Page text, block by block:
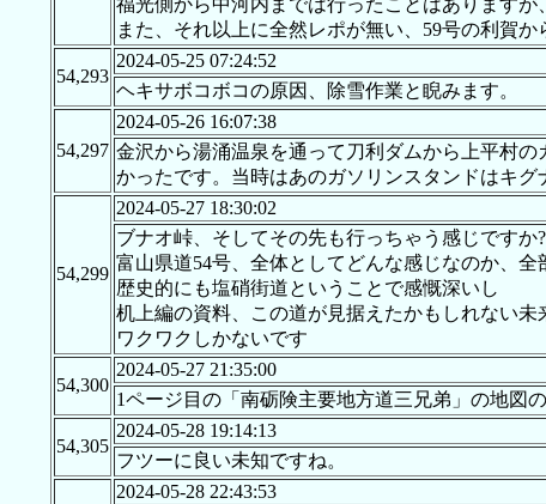
福光側から中河内までは行ったことはありますが
また、それ以上に全然レポが無い、59号の利賀
54,293
2024-05-25 07:24:52
ヘキサボコボコの原因、除雪作業と睨みます。
54,297
2024-05-26 16:07:38
金沢から湯涌温泉を通って刀利ダムから上平村
かったです。当時はあのガソリンスタンドはキグ
54,299
2024-05-27 18:30:02
ブナオ峠、そしてその先も行っちゃう感じですか?
富山県道54号、全体としてどんな感じなのか、
歴史的にも塩硝街道ということで感慨深いし
机上編の資料、この道が見据えたかもしれない未
ワクワクしかないです
54,300
2024-05-27 21:35:00
1ページ目の「南砺険主要地方道三兄弟」の地図
54,305
2024-05-28 19:14:13
フツーに良い未知ですね。
2024-05-28 22:43:53